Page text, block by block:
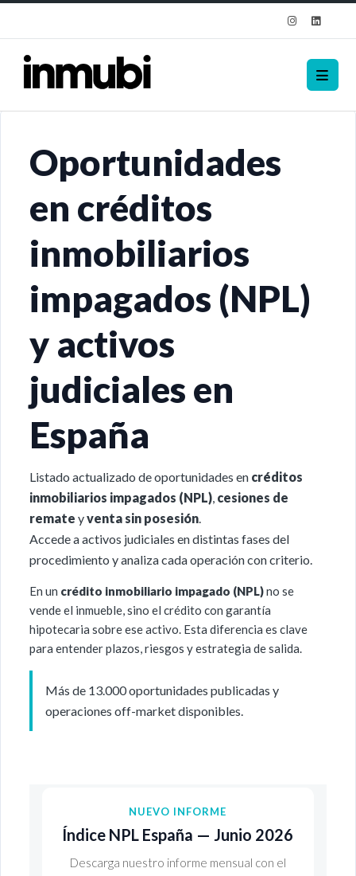
Oportunidades
en créditos
inmobiliarios
impagados (NPL)
y activos
judiciales en
España
Listado actualizado de oportunidades en créditos
inmobiliarios impagados (NPL), cesiones de
remate yventa sin posesión.
Accede a activos judiciales en distintas fases del
procedimiento y analiza cada operación con criterio.
En un crédito inmobiliario impagado (NPL)no se
vende el inmueble, sino el crédito con garantía
hipotecaria sobre ese activo. Esta diferencia es clave
para entender plazos, riesgos y estrategia de salida.
Más de 13.000 oportunidades publicadas y
operaciones off-market disponibles.
NUEVO INFORME
Índice NPL España — Junio 2026
Descarga nuestro informe mensual con el